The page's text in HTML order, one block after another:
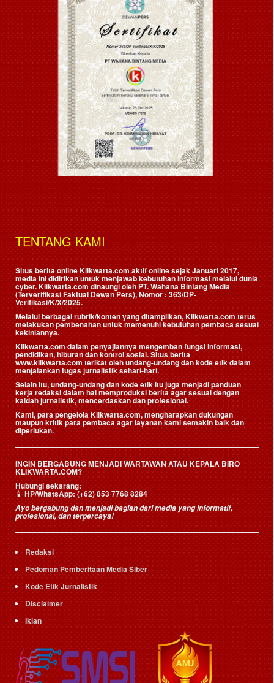
TENTANG KAMI
Situs berita online Klikwarta.com aktif online sejak Januari 2017,
media ini didirikan untuk menjawab kebutuhan informasi melalui dunia
cyber. Klikwarta.com dinaungi oleh PT. Wahana Bintang Media
(Terverifikasi Faktual Dewan Pers), Nomor : 363/DP-
Verifikasi/K/X/2025.
Melalui berbagai rubrik/konten yang ditampilkan, Klikwarta.com terus
melakukan pembenahan untuk memenuhi kebutuhan pembaca sesuai
kekiniannya.
Klikwarta.com dalam penyajiannya mengemban fungsi informasi,
pendidikan, hiburan dan kontrol sosial. Situs berita
www.klikwarta.com terikat oleh undang-undang dan kode etik dalam
menjalankan tugas jurnalistik sehari-hari.
Selain itu, undang-undang dan kode etik itu juga menjadi panduan
kerja redaksi dalam hal memproduksi berita agar sesuai dengan
kaidah jurnalistik, mencerdaskan dan profesional.
Kami, para pengelola Klikwarta.com, mengharapkan dukungan
maupun kritik para pembaca agar layanan kami semakin baik dan
diperlukan.
INGIN BERGABUNG MENJADI WARTAWAN ATAU KEPALA BIRO
KLIKWARTA.COM?
Hubungi sekarang:
📱HP/WhatsApp:(+62) 853 7768 8284
Ayo bergabung dan menjadi bagian dari media yang informatif,
profesional, dan terpercaya!
Redaksi
Pedoman Pemberitaan Media Siber
Kode Etik Jurnalistik
Disclaimer
Iklan